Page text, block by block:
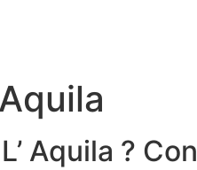
Aquila ?